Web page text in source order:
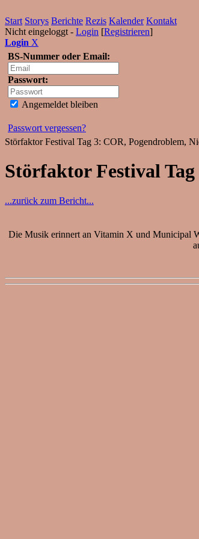
Start Storys Berichte Rezis Kalender Kontakt
Nicht eingeloggt - Login [Registrieren]
Login X
BS-Nummer oder Email:
Passwort:
Angemeldet bleiben
Passwort vergessen?
Störfaktor Festival Tag 3: COR, Pogendroblem,
Störfaktor Festival
...zurück zum Bericht...
Die Musik erinnert an Vitamin X und Municipal